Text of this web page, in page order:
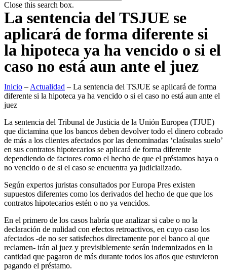
Close this search box.
La sentencia del TSJUE se
aplicará de forma diferente si
la hipoteca ya ha vencido o si el
caso no está aun ante el juez
Inicio – Actualidad – La sentencia del TSJUE se aplicará de forma
diferente si la hipoteca ya ha vencido o si el caso no está aun ante el
juez
La sentencia del Tribunal de Justicia de la Unión Europea (TJUE)
que dictamina que los bancos deben devolver todo el dinero cobrado
de más a los clientes afectados por las denominadas ‘claúsulas suelo’
en sus contratos hipotecarios se aplicará de forma diferente
dependiendo de factores como el hecho de que el préstamos haya o
no vencido o de si el caso se encuentra ya judicializado.
Según expertos juristas consultados por Europa Pres existen
supuestos diferentes como los derivados del hecho de que que los
contratos hipotecarios estén o no ya vencidos.
En el primero de los casos habría que analizar si cabe o no la
declaración de nulidad con efectos retroactivos, en cuyo caso los
afectados -de no ser satisfechos directamente por el banco al que
reclamen- irán al juez y previsiblemente serán indemnizados en la
cantidad que pagaron de más durante todos los años que estuvieron
pagando el préstamo.